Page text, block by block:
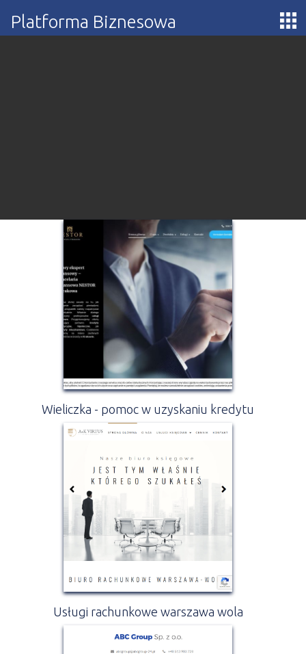
Platforma Biznesowa
Wieliczka - pomoc w uzyskaniu kredytu
Usługi rachunkowe warszawa wola